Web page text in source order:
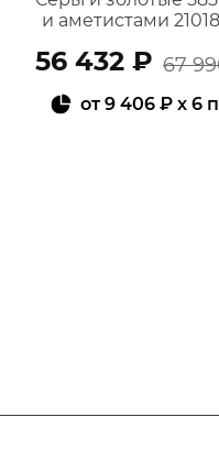
и аметистами
56 432 ₽ 67
от9 406 ₽ x 6